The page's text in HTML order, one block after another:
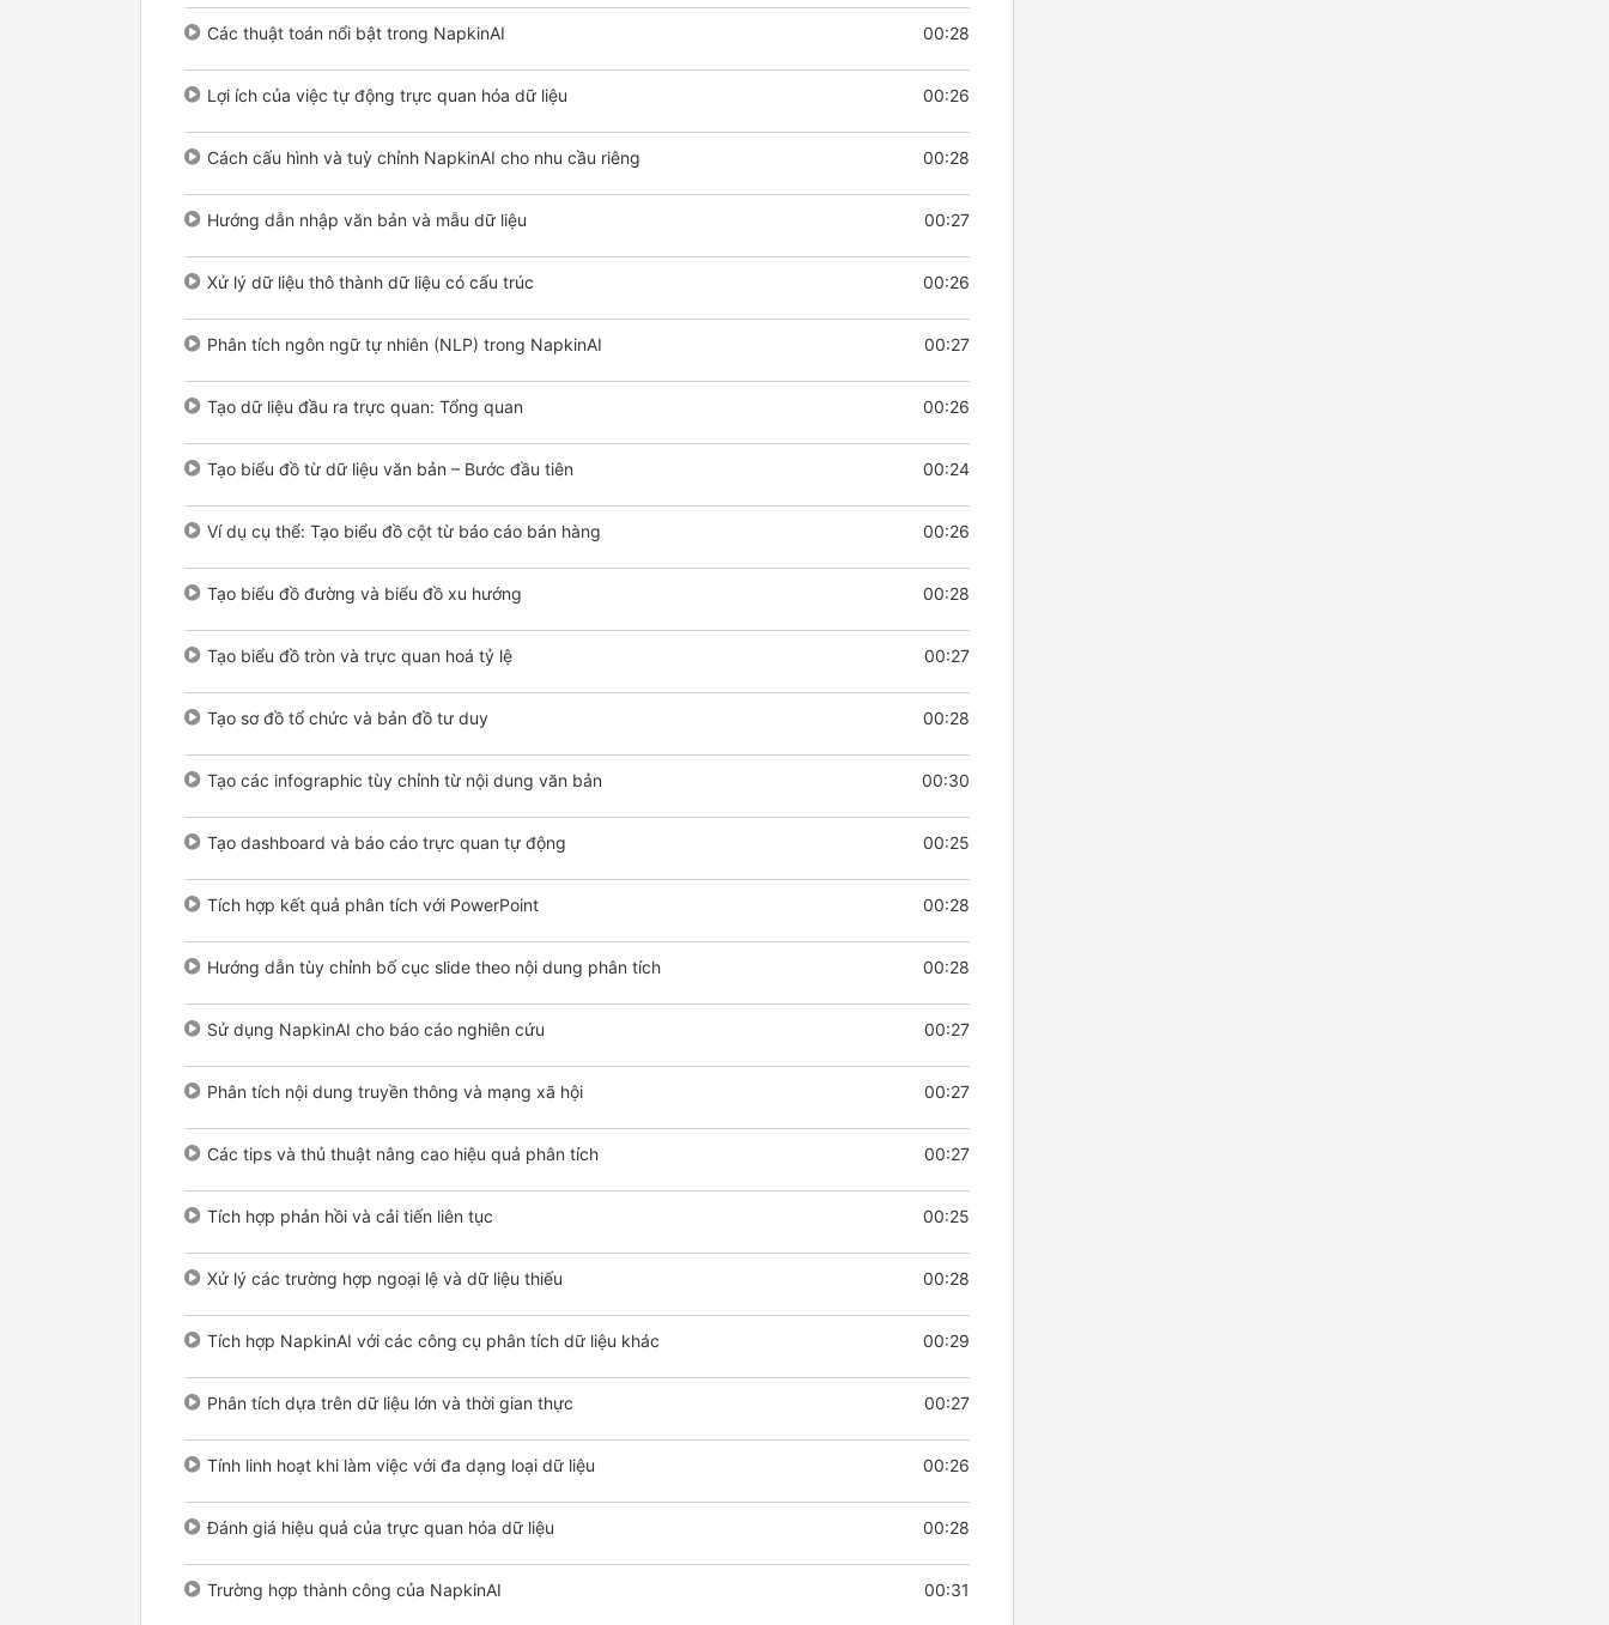
Các thuật toán nổi bật trong NapkinAI 00:28
Lợi ích của việc tự động trực quan hóa dữ liệu 00:26
Cách cấu hình và tuỳ chỉnh NapkinAI cho nhu cầu riêng 00:28
Hướng dẫn nhập văn bản và mẫu dữ liệu 00:27
Xử lý dữ liệu thô thành dữ liệu có cấu trúc 00:26
Phân tích ngôn ngữ tự nhiên (NLP) trong NapkinAI 00:27
Tạo dữ liệu đầu ra trực quan: Tổng quan 00:26
Tạo biểu đồ từ dữ liệu văn bản – Bước đầu tiên 00:24
Ví dụ cụ thể: Tạo biểu đồ cột từ báo cáo bán hàng 00:26
Tạo biểu đồ đường và biểu đồ xu hướng 00:28
Tạo biểu đồ tròn và trực quan hoá tỷ lệ 00:27
Tạo sơ đồ tổ chức và bản đồ tư duy 00:28
Tạo các infographic tùy chỉnh từ nội dung văn bản 00:30
Tạo dashboard và báo cáo trực quan tự động 00:25
Tích hợp kết quả phân tích với PowerPoint 00:28
Hướng dẫn tùy chỉnh bố cục slide theo nội dung phân tích 00:28
Sử dụng NapkinAI cho báo cáo nghiên cứu 00:27
Phân tích nội dung truyền thông và mạng xã hội 00:27
Các tips và thủ thuật nâng cao hiệu quả phân tích 00:27
Tích hợp phản hồi và cải tiến liên tục 00:25
Xử lý các trường hợp ngoại lệ và dữ liệu thiếu 00:28
Tích hợp NapkinAI với các công cụ phân tích dữ liệu khác 00:29
Phân tích dựa trên dữ liệu lớn và thời gian thực 00:27
Tính linh hoạt khi làm việc với đa dạng loại dữ liệu 00:26
Đánh giá hiệu quả của trực quan hóa dữ liệu 00:28
Trường hợp thành công của NapkinAI 00:31